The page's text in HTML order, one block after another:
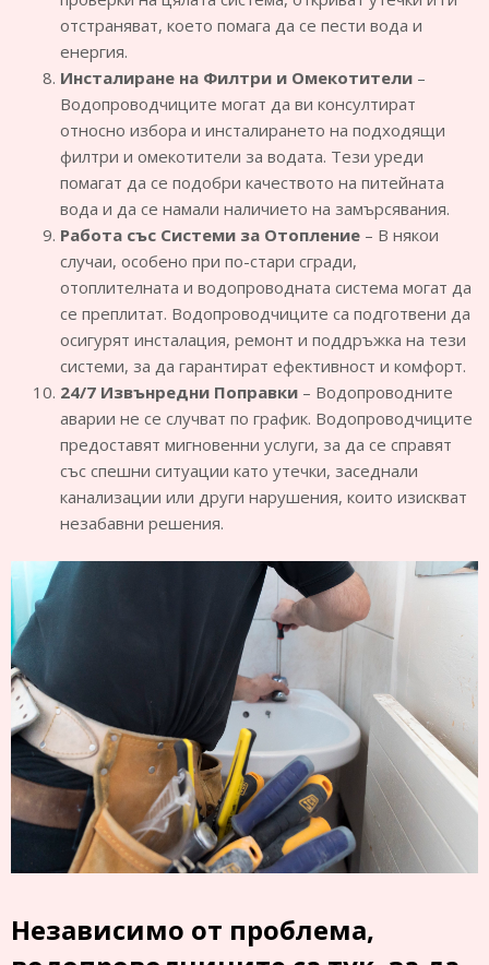
отстраняват, което помага да се пести вода и
енергия.
Инсталиране на Филтри и Омекотители –
Водопроводчиците могат да ви консултират
относно избора и инсталирането на подходящи
филтри и омекотители за водата. Тези уреди
помагат да се подобри качеството на питейната
вода и да се намали наличието на замърсявания.
Работа със Системи за Отопление – В някои
случаи, особено при по-стари сгради,
отоплителната и водопроводната система могат да
се преплитат. Водопроводчиците са подготвени да
осигурят инсталация, ремонт и поддръжка на тези
системи, за да гарантират ефективност и комфорт.
24/7 Извънредни Поправки – Водопроводните
аварии не се случват по график. Водопроводчиците
предоставят мигновенни услуги, за да се справят
със спешни ситуации като утечки, заседнали
канализации или други нарушения, които изискват
незабавни решения.
Независимо от проблема,